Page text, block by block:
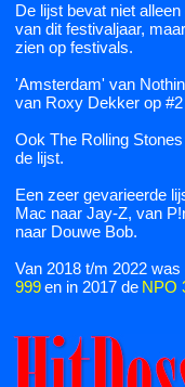
De lijst bevat niet
van dit festivaljaar,
zien op festivals.
'Amsterdam' van
van Roxy Dekker op
Ook The Rolling
de lijst.
Een zeer gevarieerde
Mac naar Jay-Z, van
naar Douwe Bob.
Van 2018 t/m 2022
999en in 2017 de NPO